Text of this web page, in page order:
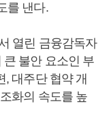
를 낸다.
열린 금융감독자
큰 불안 요소인 부
, 대주단 협약 개
화의 속도를 높